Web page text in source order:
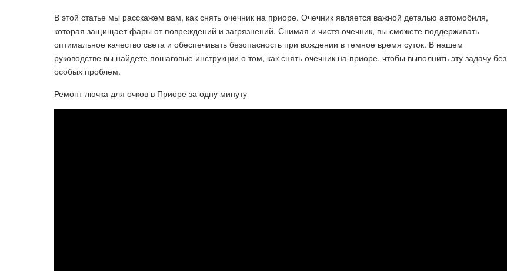
В этой статье мы расскажем вам, как снять очечник на приоре. Очечник является важной деталью автомобиля,
которая защищает фары от повреждений и загрязнений. Снимая и чистя очечник, вы сможете поддерживать
оптимальное качество света и обеспечивать безопасность при вождении в темное время суток. В нашем
руководстве вы найдете пошаговые инструкции о том, как снять очечник на приоре, чтобы выполнить эту задачу без
особых проблем.
Ремонт лючка для очков в Приоре за одну минуту